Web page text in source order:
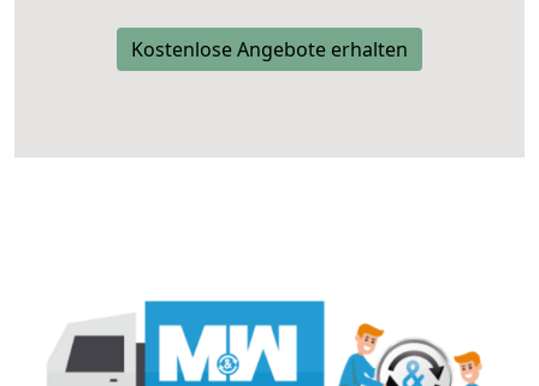
Kostenlose Angebote erhalten